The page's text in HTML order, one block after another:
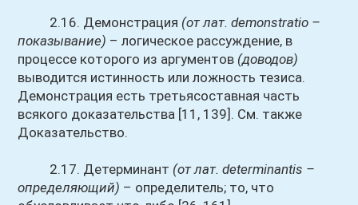
2.16. Демонстрация (от лат. demonstratio –
показывание) – логическое рассуждение, в
процессе которого из аргументов (доводов)
выводится истинность или ложность тезиса.
Демонстрация есть третьясоставная часть
всякого доказательства [11, 139]. См. также
Доказательство.
2.17. Детерминант (от лат. determinantis –
определяющий) – определитель; то, что